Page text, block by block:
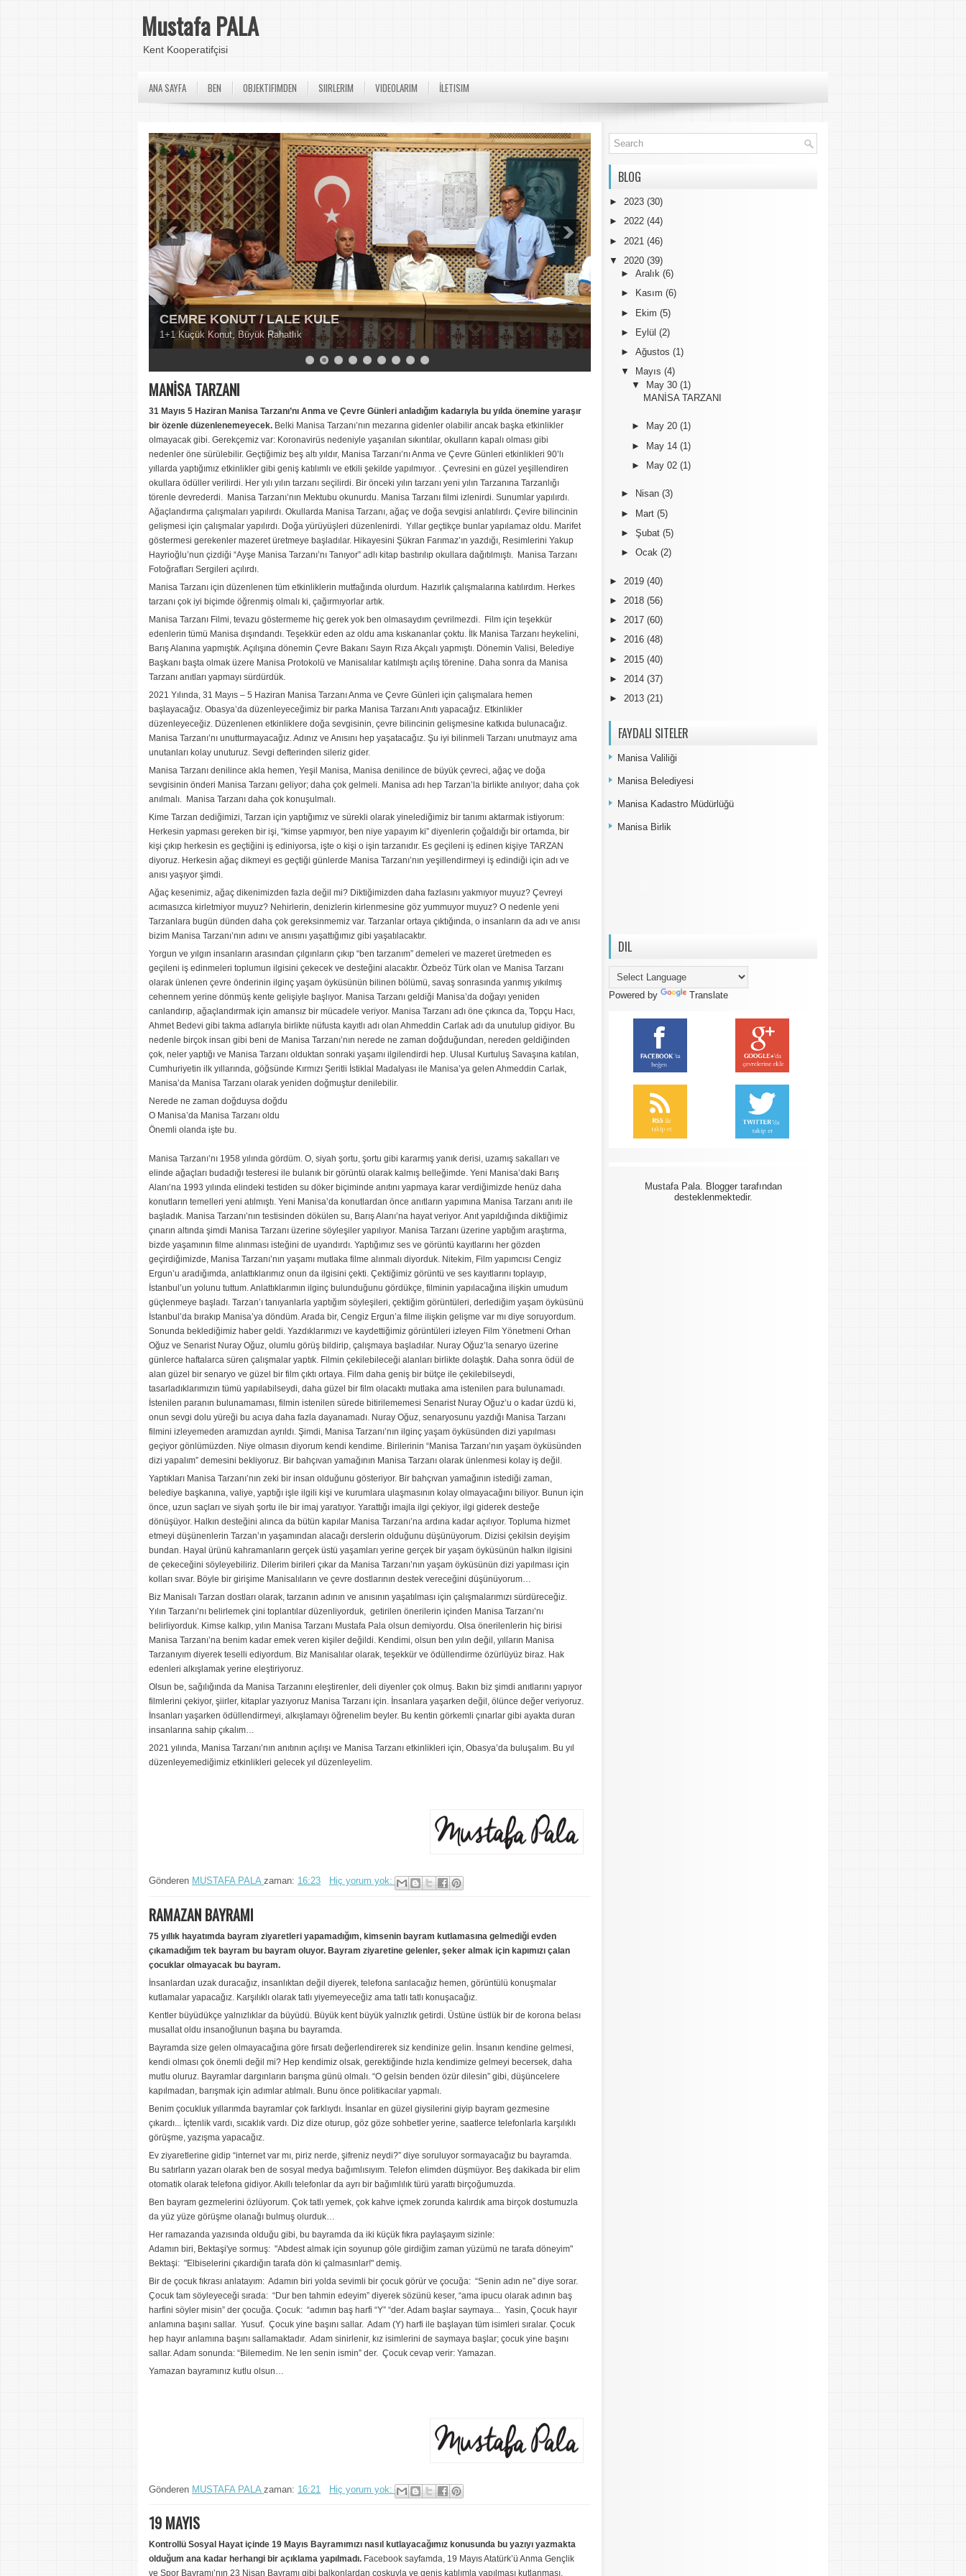
Mustafa PALA
Kent Kooperatifçisi
ANA SAYFA BEN OBJEKTIFIMDEN SIIRLERIM VIDEOLARIM İLETISIM
CEMRE KONUT / LALE KULE
1+1 Küçük Konut, Büyük Rahatlık
MANİSA TARZANI
31 Mayıs 5 Haziran Manisa Tarzanı’nı Anma ve Çevre Günleri anladığım kadarıyla bu yılda önemine yaraşır
bir özenle düzenlenemeyecek. Belki Manisa Tarzanı’nın mezarına gidenler olabilir ancak başka etkinlikler
olmayacak gibi. Gerekçemiz var: Koronavirüs nedeniyle yaşanılan sıkıntılar, okulların kapalı olması gibi
nedenler öne sürülebilir. Geçtiğimiz beş altı yıldır, Manisa Tarzanı’nı Anma ve Çevre Günleri etkinlikleri 90’lı
yıllarda yaptığımız etkinlikler gibi geniş katılımlı ve etkili şekilde yapılmıyor. . Çevresini en güzel yeşillendiren
okullara ödüller verilirdi. Her yılı yılın tarzanı seçilirdi. Bir önceki yılın tarzanı yeni yılın Tarzanına Tarzanlığı
törenle devrederdi. Manisa Tarzanı’nın Mektubu okunurdu. Manisa Tarzanı filmi izlenirdi. Sunumlar yapılırdı.
Ağaçlandırma çalışmaları yapılırdı. Okullarda Manisa Tarzanı, ağaç ve doğa sevgisi anlatılırdı. Çevire bilincinin
gelişmesi için çalışmalar yapılırdı. Doğa yürüyüşleri düzenlenirdi. Yıllar geçtikçe bunlar yapılamaz oldu. Marifet
göstermesi gerekenler mazeret üretmeye başladılar. Hikayesini Şükran Farımaz’ın yazdığı, Resimlerini Yakup
Hayrioğlu’nun çizdiği “Ayşe Manisa Tarzanı’nı Tanıyor” adlı kitap bastırılıp okullara dağıtılmıştı. Manisa Tarzanı
Fotoğrafları Sergileri açılırdı.
Manisa Tarzanı için düzenlenen tüm etkinliklerin mutfağında olurdum. Hazırlık çalışmalarına katılırdım. Herkes
tarzanı çok iyi biçimde öğrenmiş olmalı ki, çağırmıyorlar artık.
Manisa Tarzanı Filmi, tevazu göstermeme hiç gerek yok ben olmasaydım çevrilmezdi. Film için teşekkür
edenlerin tümü Manisa dışındandı. Teşekkür eden az oldu ama kıskananlar çoktu. İlk Manisa Tarzanı heykelini,
Barış Alanına yapmıştık. Açılışına dönemin Çevre Bakanı Sayın Rıza Akçalı yapmıştı. Dönemin Valisi, Belediye
Başkanı başta olmak üzere Manisa Protokolü ve Manisalılar katılmıştı açılış törenine. Daha sonra da Manisa
Tarzanı anıtları yapmayı sürdürdük.
2021 Yılında, 31 Mayıs – 5 Haziran Manisa Tarzanı Anma ve Çevre Günleri için çalışmalara hemen
başlayacağız. Obasya’da düzenleyeceğimiz bir parka Manisa Tarzanı Anıtı yapacağız. Etkinlikler
düzenleyeceğiz. Düzenlenen etkinliklere doğa sevgisinin, çevre bilincinin gelişmesine katkıda bulunacağız.
Manisa Tarzanı’nı unutturmayacağız. Adınız ve Anısını hep yaşatacağız. Şu iyi bilinmeli Tarzanı unutmayız ama
unutanları kolay unuturuz. Sevgi defterinden sileriz gider.
Manisa Tarzanı denilince akla hemen, Yeşil Manisa, Manisa denilince de büyük çevreci, ağaç ve doğa
sevgisinin önderi Manisa Tarzanı geliyor; daha çok gelmeli. Manisa adı hep Tarzan’la birlikte anılıyor; daha çok
anılmalı. Manisa Tarzanı daha çok konuşulmalı.
Kime Tarzan dediğimizi, Tarzan için yaptığımız ve sürekli olarak yinelediğimiz bir tanımı aktarmak istiyorum:
Herkesin yapması gereken bir işi, “kimse yapmıyor, ben niye yapayım ki” diyenlerin çoğaldığı bir ortamda, bir
kişi çıkıp herkesin es geçtiğini iş ediniyorsa, işte o kişi o işin tarzanıdır. Es geçileni iş edinen kişiye TARZAN
diyoruz. Herkesin ağaç dikmeyi es geçtiği günlerde Manisa Tarzanı’nın yeşillendirmeyi iş edindiği için adı ve
anısı yaşıyor şimdi.
Ağaç kesenimiz, ağaç dikenimizden fazla değil mi? Diktiğimizden daha fazlasını yakmıyor muyuz? Çevreyi
acımasızca kirletmiyor muyuz? Nehirlerin, denizlerin kirlenmesine göz yummuyor muyuz? O nedenle yeni
Tarzanlara bugün dünden daha çok gereksinmemiz var. Tarzanlar ortaya çıktığında, o insanların da adı ve anısı
bizim Manisa Tarzanı’nın adını ve anısını yaşattığımız gibi yaşatılacaktır.
Yorgun ve yılgın insanların arasından çılgınların çıkıp “ben tarzanım” demeleri ve mazeret üretmeden es
geçileni iş edinmeleri toplumun ilgisini çekecek ve desteğini alacaktır. Özbeöz Türk olan ve Manisa Tarzanı
olarak ünlenen çevre önderinin ilginç yaşam öyküsünün bilinen bölümü, savaş sonrasında yanmış yıkılmış
cehennem yerine dönmüş kente gelişiyle başlıyor. Manisa Tarzanı geldiği Manisa’da doğayı yeniden
canlandırıp, ağaçlandırmak için amansız bir mücadele veriyor. Manisa Tarzanı adı öne çıkınca da, Topçu Hacı,
Ahmet Bedevi gibi takma adlarıyla birlikte nüfusta kayıtlı adı olan Ahmeddin Carlak adı da unutulup gidiyor. Bu
nedenle birçok insan gibi beni de Manisa Tarzanı’nın nerede ne zaman doğduğundan, nereden geldiğinden
çok, neler yaptığı ve Manisa Tarzanı olduktan sonraki yaşamı ilgilendirdi hep. Ulusal Kurtuluş Savaşına katılan,
Cumhuriyetin ilk yıllarında, göğsünde Kırmızı Şeritli İstiklal Madalyası ile Manisa’ya gelen Ahmeddin Carlak,
Manisa’da Manisa Tarzanı olarak yeniden doğmuştur denilebilir.
Nerede ne zaman doğduysa doğdu
O Manisa’da Manisa Tarzanı oldu
Önemli olanda işte bu.
Manisa Tarzanı’nı 1958 yılında gördüm. O, siyah şortu, şortu gibi kararmış yanık derisi, uzamış sakalları ve
elinde ağaçları budadığı testeresi ile bulanık bir görüntü olarak kalmış belleğimde. Yeni Manisa’daki Barış
Alanı’na 1993 yılında elindeki testiden su döker biçiminde anıtını yapmaya karar verdiğimizde henüz daha
konutların temelleri yeni atılmıştı. Yeni Manisa’da konutlardan önce anıtların yapımına Manisa Tarzanı anıtı ile
başladık. Manisa Tarzanı’nın testisinden dökülen su, Barış Alanı’na hayat veriyor. Anıt yapıldığında diktiğimiz
çınarın altında şimdi Manisa Tarzanı üzerine söyleşiler yapılıyor. Manisa Tarzanı üzerine yaptığım araştırma,
bizde yaşamının filme alınması isteğini de uyandırdı. Yaptığımız ses ve görüntü kayıtlarını her gözden
geçirdiğimizde, Manisa Tarzanı’nın yaşamı mutlaka filme alınmalı diyorduk. Nitekim, Film yapımcısı Cengiz
Ergun’u aradığımda, anlattıklarımız onun da ilgisini çekti. Çektiğimiz görüntü ve ses kayıtlarını toplayıp,
İstanbul’un yolunu tuttum. Anlattıklarımın ilginç bulunduğunu gördükçe, filminin yapılacağına ilişkin umudum
güçlenmeye başladı. Tarzan’ı tanıyanlarla yaptığım söyleşileri, çektiğim görüntüleri, derlediğim yaşam öyküsünü
İstanbul’da bırakıp Manisa’ya döndüm. Arada bir, Cengiz Ergun’a filme ilişkin gelişme var mı diye soruyordum.
Sonunda beklediğimiz haber geldi. Yazdıklarımızı ve kaydettiğimiz görüntüleri izleyen Film Yönetmeni Orhan
Oğuz ve Senarist Nuray Oğuz, olumlu görüş bildirip, çalışmaya başladılar. Nuray Oğuz’la senaryo üzerine
günlerce haftalarca süren çalışmalar yaptık. Filmin çekilebileceği alanları birlikte dolaştık. Daha sonra ödül de
alan güzel bir senaryo ve güzel bir film çıktı ortaya. Film daha geniş bir bütçe ile çekilebilseydi,
tasarladıklarımızın tümü yapılabilseydi, daha güzel bir film olacaktı mutlaka ama istenilen para bulunamadı.
İstenilen paranın bulunamaması, filmin istenilen sürede bitirilememesi Senarist Nuray Oğuz’u o kadar üzdü ki,
onun sevgi dolu yüreği bu acıya daha fazla dayanamadı. Nuray Oğuz, senaryosunu yazdığı Manisa Tarzanı
filmini izleyemeden aramızdan ayrıldı. Şimdi, Manisa Tarzanı’nın ilginç yaşam öyküsünden dizi yapılması
geçiyor gönlümüzden. Niye olmasın diyorum kendi kendime. Birilerinin “Manisa Tarzanı’nın yaşam öyküsünden
dizi yapalım” demesini bekliyoruz. Bir bahçıvan yamağının Manisa Tarzanı olarak ünlenmesi kolay iş değil.
Yaptıkları Manisa Tarzanı’nın zeki bir insan olduğunu gösteriyor. Bir bahçıvan yamağının istediği zaman,
belediye başkanına, valiye, yaptığı işle ilgili kişi ve kurumlara ulaşmasının kolay olmayacağını biliyor. Bunun için
önce, uzun saçları ve siyah şortu ile bir imaj yaratıyor. Yarattığı imajla ilgi çekiyor, ilgi giderek desteğe
dönüşüyor. Halkın desteğini alınca da bütün kapılar Manisa Tarzanı’na ardına kadar açılıyor. Topluma hizmet
etmeyi düşünenlerin Tarzan’ın yaşamından alacağı derslerin olduğunu düşünüyorum. Dizisi çekilsin deyişim
bundan. Hayal ürünü kahramanların gerçek üstü yaşamları yerine gerçek bir yaşam öyküsünün halkın ilgisini
de çekeceğini söyleyebiliriz. Dilerim birileri çıkar da Manisa Tarzanı’nın yaşam öyküsünün dizi yapılması için
kolları sıvar. Böyle bir girişime Manisalıların ve çevre dostlarının destek vereceğini düşünüyorum…
Biz Manisalı Tarzan dostları olarak, tarzanın adının ve anısının yaşatılması için çalışmalarımızı sürdüreceğiz.
Yılın Tarzanı’nı belirlemek çini toplantılar düzenliyorduk, getirilen önerilerin içinden Manisa Tarzanı’nı
belirliyorduk. Kimse kalkıp, yılın Manisa Tarzanı Mustafa Pala olsun demiyordu. Olsa önerilenlerin hiç birisi
Manisa Tarzanı’na benim kadar emek veren kişiler değildi. Kendimi, olsun ben yılın değil, yılların Manisa
Tarzanıyım diyerek teselli ediyordum. Biz Manisalılar olarak, teşekkür ve ödüllendirme özürlüyüz biraz. Hak
edenleri alkışlamak yerine eleştiriyoruz.
Olsun be, sağılığında da Manisa Tarzanını eleştirenler, deli diyenler çok olmuş. Bakın biz şimdi anıtlarını yapıyor
filmlerini çekiyor, şiirler, kitaplar yazıyoruz Manisa Tarzanı için. İnsanlara yaşarken değil, ölünce değer veriyoruz.
İnsanları yaşarken ödüllendirmeyi, alkışlamayı öğrenelim beyler. Bu kentin görkemli çınarlar gibi ayakta duran
insanlarına sahip çıkalım…
2021 yılında, Manisa Tarzanı’nın anıtının açılışı ve Manisa Tarzanı etkinlikleri için, Obasya’da buluşalım. Bu yıl
düzenleyemediğimiz etkinlikleri gelecek yıl düzenleyelim.
Gönderen MUSTAFA PALA zaman: 16:23 Hiç yorum yok:
RAMAZAN BAYRAMI
75 yıllık hayatımda bayram ziyaretleri yapamadığım, kimsenin bayram kutlamasına gelmediği evden
çıkamadığım tek bayram bu bayram oluyor. Bayram ziyaretine gelenler, şeker almak için kapımızı çalan
çocuklar olmayacak bu bayram.
İnsanlardan uzak duracağız, insanlıktan değil diyerek, telefona sarılacağız hemen, görüntülü konuşmalar
kutlamalar yapacağız. Karşılıklı olarak tatlı yiyemeyeceğiz ama tatlı tatlı konuşacağız.
Kentler büyüdükçe yalnızlıklar da büyüdü. Büyük kent büyük yalnızlık getirdi. Üstüne üstlük bir de korona belası
musallat oldu insanoğlunun başına bu bayramda.
Bayramda size gelen olmayacağına göre fırsatı değerlendirerek siz kendinize gelin. İnsanın kendine gelmesi,
kendi olması çok önemli değil mi? Hep kendimiz olsak, gerektiğinde hızla kendimize gelmeyi becersek, daha
mutlu oluruz. Bayramlar dargınların barışma günü olmalı. “O gelsin benden özür dilesin” gibi, düşüncelere
kapılmadan, barışmak için adımlar atılmalı. Bunu önce politikacılar yapmalı.
Benim çocukluk yıllarımda bayramlar çok farklıydı. İnsanlar en güzel giysilerini giyip bayram gezmesine
çıkardı... İçtenlik vardı, sıcaklık vardı. Diz dize oturup, göz göze sohbetler yerine, saatlerce telefonlarla karşılıklı
görüşme, yazışma yapacağız.
Ev ziyaretlerine gidip “internet var mı, piriz nerde, şifreniz neydi?” diye soruluyor sormayacağız bu bayramda.
Bu satırların yazarı olarak ben de sosyal medya bağımlısıyım. Telefon elimden düşmüyor. Beş dakikada bir elim
otomatik olarak telefona gidiyor. Akıllı telefonlar da ayrı bir bağımlılık türü yarattı birçoğumuzda.
Ben bayram gezmelerini özlüyorum. Çok tatlı yemek, çok kahve içmek zorunda kalırdık ama birçok dostumuzla
da yüz yüze görüşme olanağı bulmuş olurduk…
Her ramazanda yazısında olduğu gibi, bu bayramda da iki küçük fıkra paylaşayım sizinle:
Adamın biri, Bektaşi'ye sormuş: "Abdest almak için soyunup göle girdiğim zaman yüzümü ne tarafa döneyim"
Bektaşi: "Elbiselerini çıkardığın tarafa dön ki çalmasınlar!" demiş.
Bir de çocuk fıkrası anlatayım: Adamın biri yolda sevimli bir çocuk görür ve çocuğa: “Senin adın ne” diye sorar.
Çocuk tam söyleyeceği sırada: “Dur ben tahmin edeyim” diyerek sözünü keser, “ama ipucu olarak adının baş
harfini söyler misin” der çocuğa. Çocuk: “adımın baş harfi “Y” “der. Adam başlar saymaya... Yasin, Çocuk hayır
anlamına başını sallar. Yusuf. Çocuk yine başını sallar. Adam (Y) harfi ile başlayan tüm isimleri sıralar. Çocuk
hep hayır anlamına başını sallamaktadır. Adam sinirlenir, kız isimlerini de saymaya başlar; çocuk yine başını
sallar. Adam sonunda: “Bilemedim. Ne len senin ismin” der. Çocuk cevap verir: Yamazan.
Yamazan bayramınız kutlu olsun…
Gönderen MUSTAFA PALA zaman: 16:21 Hiç yorum yok:
19 MAYIS
Kontrollü Sosyal Hayat içinde 19 Mayıs Bayramımızı nasıl kutlayacağımız konusunda bu yazıyı yazmakta
olduğum ana kadar herhangi bir açıklama yapılmadı. Facebook sayfamda, 19 Mayıs Atatürk’ü Anma Gençlik
ve Spor Bayramı’nın 23 Nisan Bayramı gibi balkonlardan coşkuyla ve geniş katılımla yapılması kutlanması,
BLOG
► 2023 (30)
► 2022 (44)
► 2021 (46)
▼ 2020 (39)
► Aralık (6)
►
Kasım (6)
► Ekim (5)
►
Eylül (2)
► Ağustos (1)
▼
Mayıs (4)
▼ May 30(1)
MANİSA TARZANI
► May 20(1)
► May 14(1)
►
May 02(1)
► Nisan (3)
► Mart (5)
► Şubat (5)
► Ocak (2)
► 2019 (40)
► 2018 (56)
► 2017 (60)
► 2016 (48)
► 2015 (40)
► 2014 (37)
► 2013 (21)
FAYDALI SITELER
Manisa Valiliği
Manisa Belediyesi
Manisa Kadastro Müdürlüğü
Manisa Birlik
DIL
Powered by Translate
Mustafa Pala. Bloggertarafından
desteklenmektedir.